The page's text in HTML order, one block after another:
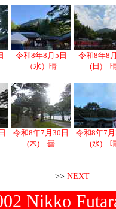
令和8年8月5日
（水）晴
令和8年8
(日)
令和8年7月30日
(木) 曇
令和8年7
(水)
>> NEXT
Nikko